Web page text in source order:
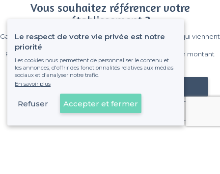
Vous souhaitez référencer votre
établissement ?
Gagnez de nombreux clients parmi le million de visiteurs qui viennent
Pas de commissions et sans engagement, vous payez un montant
fixe sans risque de voir déraper la facture.
Référencer mon établissement
Déjà client
Le respect de votre vie privée est notre
priorité
Les cookies nous permettent de personnaliser le contenu et
les annonces, d'offrir des fonctionnalités relatives aux médias
sociaux et d'analyser notre trafic.
En savoir plus
Refuser Accepter et fermer